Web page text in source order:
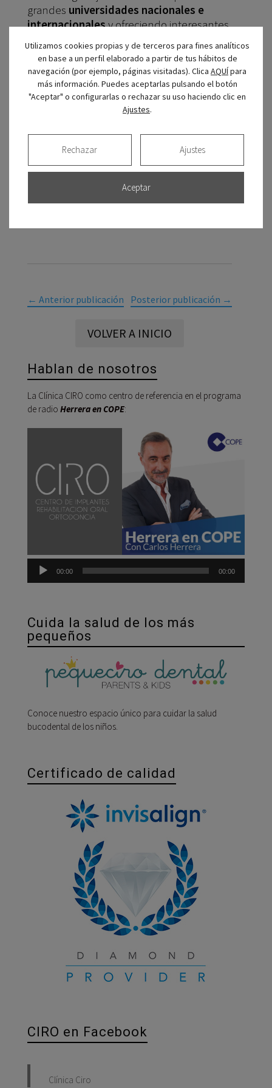
grandes universidades nacionales e
internacionalesy ofreciendo interesantes
conferencias.
Si necesita colocarse un implante dental
puede confiar en el equipo de clínica
CIRO. Visítenos en nuestra clínica en el
barrio de Salamanca de Madrid
exhaustivo para determinar si la mejor
solución para usted es un implante,
reforzar la zona con un injerto óseo u optar
por alguna de las alternativas a los
¡Está en buenas
← Anterior publicación Posterior publicación →
VOLVER A INICIO
Hablan de nosotros
La Clínica CIRO como centro de referencia en el programa
de radio Herrera en COPE:
00:00 00:00
Cuida la salud de los más
pequeños
Conoce nuestro espacio único para cuidar la salud
bucodental de los niños.
Certificado de calidad
CIRO en Facebook
Clínica Ciro
Utilizamos cookies propias y de terceros para fines analíticos
en base a un perfil elaborado a partir de tus hábitos de
navegación (por ejemplo, páginas visitadas). Clica AQUÍpara
más información. Puedes aceptarlas pulsando el botón
"Aceptar" o configurarlas o rechazar su uso haciendo clic en
Ajustes.
Aceptar
Rechazar Ajustes